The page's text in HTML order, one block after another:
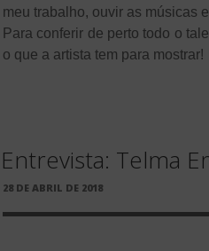
meu trabalho, ouvir as músicas
Para conferir de perto todo o
o que a artista tem para mostrar!
Entrevista: Telma
PUBLICADO
28 DE ABRIL DE 2018